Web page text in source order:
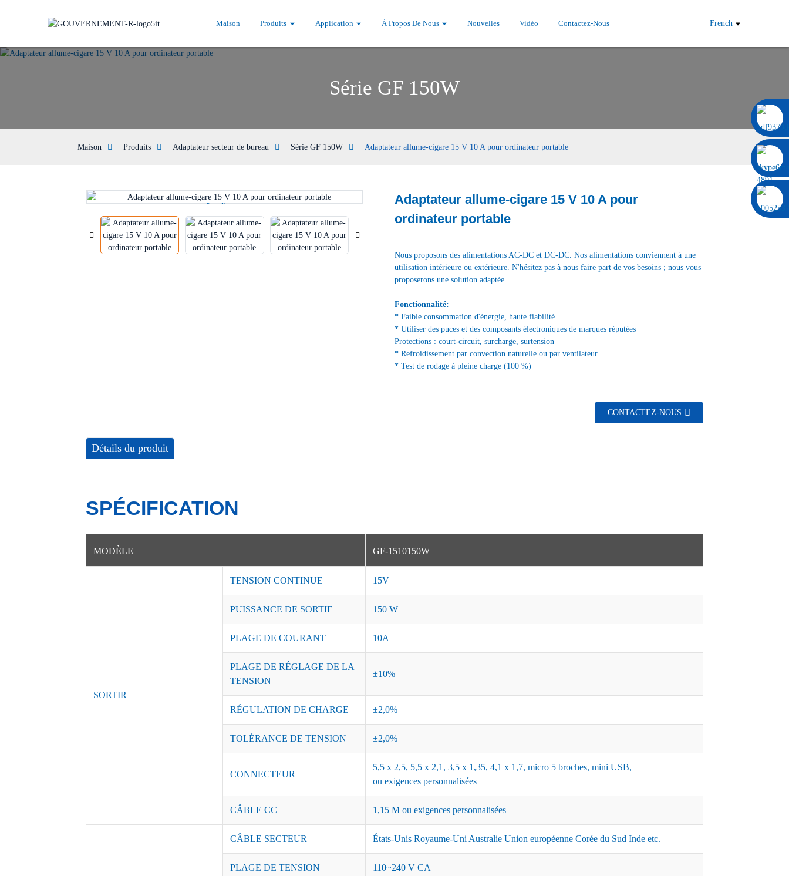
Maison Produits Application À Propos De Nous Nouvelles Vidéo Contactez-Nous French
Série GF 150W
Maison Produits Adaptateur secteur de bureau Série GF 150W Adaptateur allume-cigare 15 V 10 A pour ordinateur portable
Loading...
Loading... Loading...
Loading...
Adaptateur allume-cigare 15 V 10 A pour
ordinateur portable
Nous proposons des alimentations AC-DC et DC-DC. Nos alimentations conviennent à une
utilisation intérieure ou extérieure. N'hésitez pas à nous faire part de vos besoins ; nous vous
proposerons une solution adaptée.
Fonctionnalité:
* Faible consommation d'énergie, haute fiabilité
* Utiliser des puces et des composants électroniques de marques réputées
Protections : court-circuit, surcharge, surtension
* Refroidissement par convection naturelle ou par ventilateur
* Test de rodage à pleine charge (100 %)
CONTACTEZ-NOUS
Détails du produit
SPÉCIFICATION
MODÈLE GF-1510150W
SORTIR
TENSION CONTINUE 15V
PUISSANCE DE SORTIE 150 W
PLAGE DE COURANT 10A
PLAGE DE RÉGLAGE DE LA
TENSION
±10%
RÉGULATION DE CHARGE ±2,0%
TOLÉRANCE DE TENSION ±2,0%
CONNECTEUR
5,5 x 2,5, 5,5 x 2,1, 3,5 x 1,35, 4,1 x 1,7, micro 5 broches, mini USB,
ou exigences personnalisées
CÂBLE CC 1,15 M ou exigences personnalisées
CÂBLE SECTEUR États-Unis Royaume-Uni Australie Union européenne Corée du Sud Inde etc.
PLAGE DE TENSION 110~240 V CA